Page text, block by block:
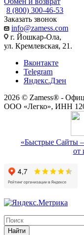
8 (800) 300-46-53
Заказать звонок
info@zamess.com
г. Йошкар-Ола,
ул. Кремлевская, 21.
Вконтакте
Telegram
Яндекс.Дзен
2026 © Zamess® -
ООО «Легко», ИНН
«Быстрые Сайты
от
Найти